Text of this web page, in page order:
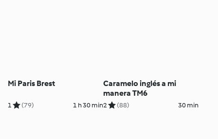
Mi Paris Brest
1 (79) 1 h 30 min
Caramelo inglés a mi
manera TM6
2 (88) 30 min